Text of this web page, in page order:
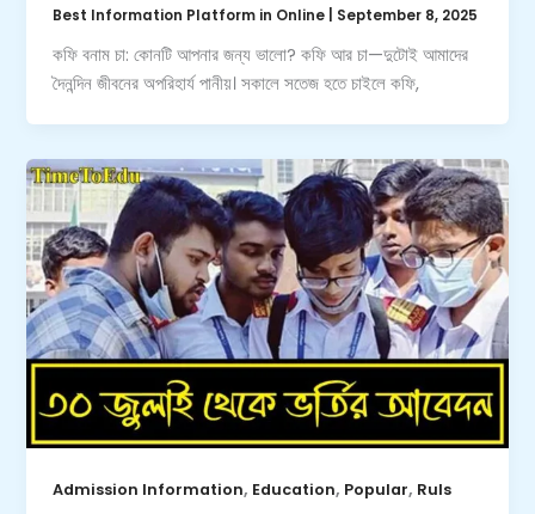
Best Information Platform in Online September 8, 2025
কফি বনাম চা: কোনটি আপনার জন্য ভালো? কফি আর চা—দুটোই আমাদের
দৈনন্দিন জীবনের অপরিহার্য পানীয়। সকালে সতেজ হতে চাইলে কফি,
Admission Information, Education, Popular, Ruls